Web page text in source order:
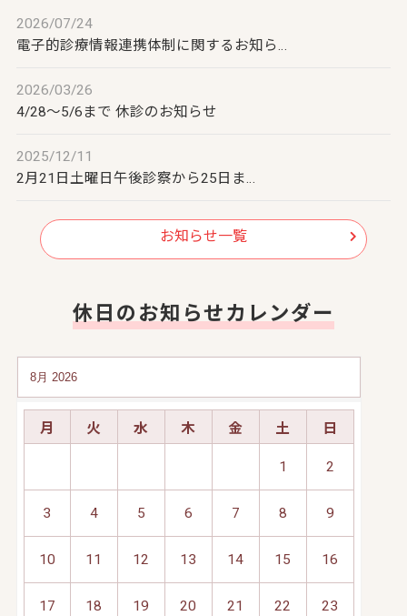
2026/07/24
電子的診療情報連携体制に関するお知ら…
2026/03/26
4/28～5/6まで 休診のお知らせ
2025/12/11
2月21日土曜日午後診察から25日ま…
お知らせ一覧
休日のお知らせカレンダー
月 火 水 木 金 土 日
1 2
3 4 5 6 7 8 9
10 11 12 13 14 15 16
17 18 19 20 21 22 23